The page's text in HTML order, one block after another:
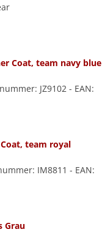
Coat, team navy blue
JZ9102 - EAN:
team royal
IM8811 - EAN:
Grau